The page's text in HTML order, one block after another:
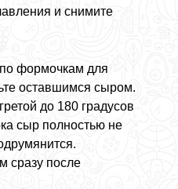
и снимите
формочкам для
оставшимся сыром.
до 180 градусов
сыр полностью не
сразу после